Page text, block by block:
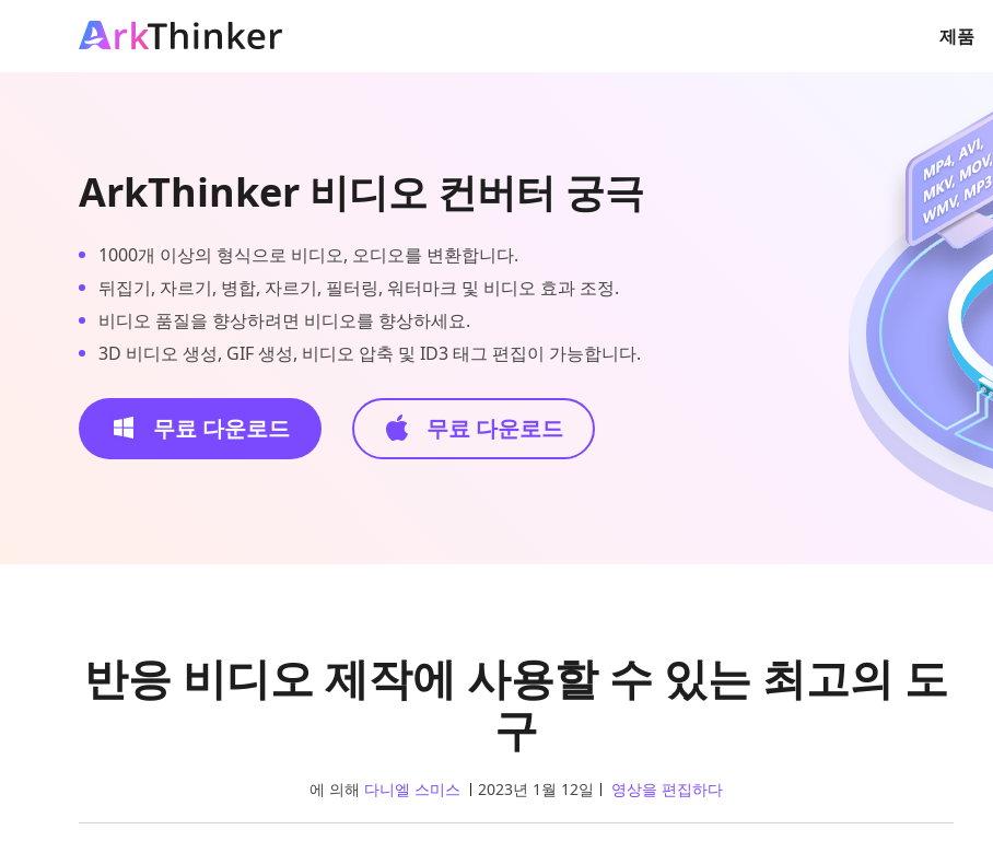
제품
ArkThinker 비디오 컨버터 궁극
1000개 이상의 형식으로 비디오, 오디오를 변환합니다.
뒤집기, 자르기, 병합, 자르기, 필터링, 워터마크 및 비디오 효과 조정.
비디오 품질을 향상하려면 비디오를 향상하세요.
3D 비디오 생성, GIF 생성, 비디오 압축 및 ID3 태그 편집이 가능합니다.
무료 다운로드 무료 다운로드
반응 비디오 제작에 사용할 수 있는 최고의 도
구
에 의해 다니엘 스미스 2023년 1월 12일 영상을 편집하다